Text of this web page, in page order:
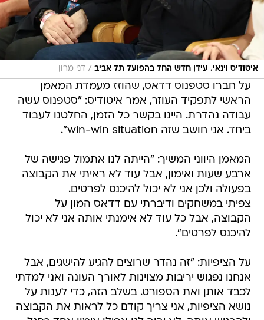
איטודיס וינאי. עידן חדש החל בהפועל תל אביב / דני מרון
על חברו סטפנוס דדאס, שהוזז מעמדת המאמן
הראשי לתפקיד העוזר, אמר איטודיס: "סטפנוס עשה
עבודה נהדרת. היינו בקשר כל הזמן, החלטנו לעבוד
ביחד. אני חושב שזה win-win situation".
המאמן היווני המשיך: "הייתה לנו אתמול פגישה של
ארבע שעות ואימון, אבל עוד לא ראיתי את הקבוצה
בפעולה ולכן אני לא יכול להיכנס לפרטים.
צפיתי במשחקים ודיברתי עם דדאס המון על
הקבוצה, אבל כל עוד לא אימנתי אותה אני לא יכול
להיכנס לפרטים".
על הציפיות: "זה נהדר שרוצים להגיע להישגים, אבל
אנחנו נפגוש יריבות מצוינות לאורך העונה ואני למדתי
לכבד אותן ואת הספורט. בשלב הזה, כדי לענות על
נושא הציפיות, אני צריך קודם כל לראות את הקבוצה